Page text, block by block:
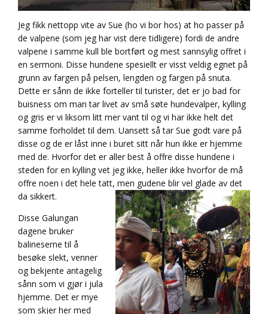
Jeg fikk nettopp vite av Sue (ho vi bor hos) at ho passer på
de valpene (som jeg har vist dere tidligere) fordi de andre
valpene i samme kull ble bortført og mest sannsylig offret i
en sermoni. Disse hundene spesiellt er visst veldig egnet på
grunn av fargen på pelsen, lengden og fargen på snuta.
Dette er sånn de ikke forteller til turister, det er jo bad for
buisness om man tar livet av små søte hundevalper, kylling
og gris er vi liksom litt mer vant til og vi har ikke helt det
samme forholdet til dem. Uansett så tar Sue godt vare på
disse og de er låst inne i buret sitt når hun ikke er hjemme
med de. Hvorfor det er aller best å offre disse hundene i
steden for en kylling vet jeg ikke, heller ikke hvorfor de må
offre noen i det hele tatt, men gudene blir vel glade av det
da sikkert.
Disse Galungan
dagene bruker
balineserne til å
besøke slekt, venner
og bekjente antagelig
sånn som vi gjør i jula
hjemme. Det er mye
som skjer her med